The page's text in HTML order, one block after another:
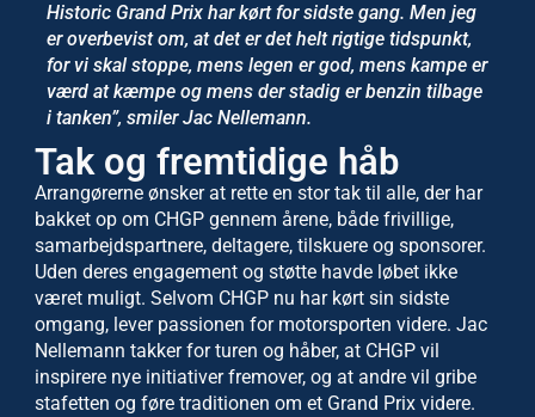
Historic Grand Prix har kørt for sidste gang. Men jeg
er overbevist om, at det er det helt rigtige tidspunkt,
for vi skal stoppe, mens legen er god, mens kampe er
værd at kæmpe og mens der stadig er benzin tilbage
i tanken”, smiler Jac Nellemann.
Tak og fremtidige håb
Arrangørerne ønsker at rette en stor tak til alle, der har
bakket op om CHGP gennem årene, både frivillige,
samarbejdspartnere, deltagere, tilskuere og sponsorer.
Uden deres engagement og støtte havde løbet ikke
været muligt. Selvom CHGP nu har kørt sin sidste
omgang, lever passionen for motorsporten videre. Jac
Nellemann takker for turen og håber, at CHGP vil
inspirere nye initiativer fremover, og at andre vil gribe
stafetten og føre traditionen om et Grand Prix videre.